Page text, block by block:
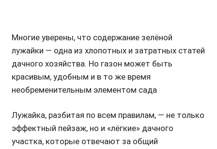
Многие уверены, что содержание зелёной
лужайки — одна из хлопотных и затратных статей
дачного хозяйства. Но газон может быть
красивым, удобным и в то же время
необременительным элементом сада
Лужайка, разбитая по всем правилам, — не только
эффектный пейзаж, но и «лёгкие» дачного
участка, которые отвечают за общий